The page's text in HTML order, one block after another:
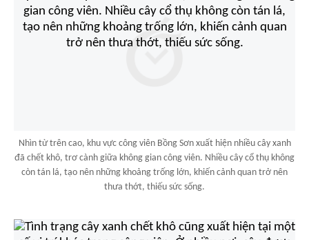
Nhìn từ trên cao, khu vực công viên Bồng Sơn xuất hiện nhiều cây xanh
đã chết khô, trơ cành giữa không gian công viên. Nhiều cây cổ thụ không
còn tán lá, tạo nên những khoảng trống lớn, khiến cảnh quan trở nên
thưa thớt, thiếu sức sống.